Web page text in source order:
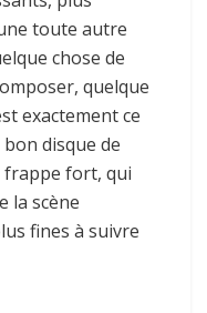
toute autre
chose de
quelque
exactement ce
disque de
frappe fort, qui
la scène
fines à suivre